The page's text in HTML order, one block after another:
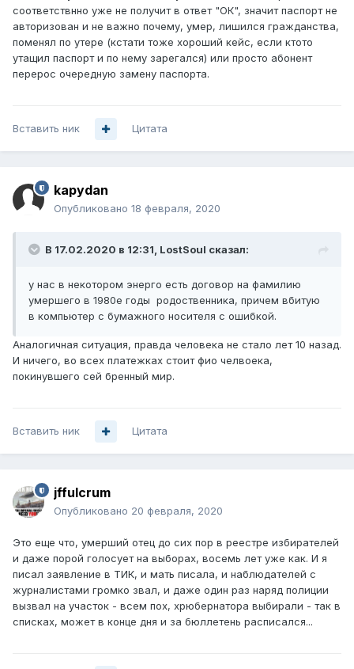
соответствнно уже не получит в ответ "ОК", значит паспорт не
авторизован и не важно почему, умер, лишился гражданства,
поменял по утере (кстати тоже хороший кейс, если ктото
утащил паспорт и по нему зарегался) или просто абонент
перерос очередную замену паспорта.
Вставить ник Цитата
kapydan
Опубликовано 18 февраля, 2020
В 17.02.2020 в 12:31, LostSoul сказал:
у нас в некотором энерго есть договор на фамилию
умершего в 1980е годы родоственника, причем вбитую
в компьютер с бумажного носителя с ошибкой.
Аналогичная ситуация, правда человека не стало лет 10 назад.
И ничего, во всех платежках стоит фио челвоека,
покинувшего сей бренный мир.
Вставить ник Цитата
jffulcrum
Опубликовано 20 февраля, 2020
Это еще что, умерший отец до сих пор в реестре избирателей
и даже порой голосует на выборах, восемь лет уже как. И я
писал заявление в ТИК, и мать писала, и наблюдателей с
журналистами громко звал, и даже один раз наряд полиции
вызвал на участок - всем пох, хрюбернатора выбирали - так в
списках, может в конце дня и за бюллетень расписался...